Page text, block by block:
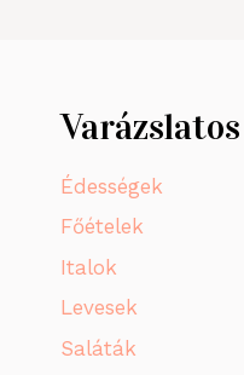
Édességek
Főételek
Italok
Levesek
Saláták